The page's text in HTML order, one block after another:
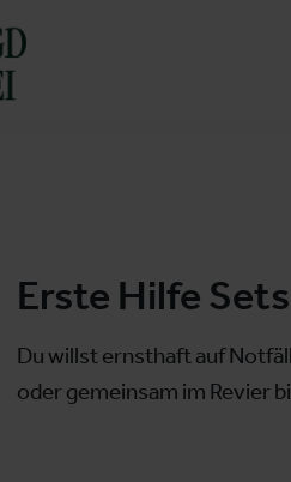
Erste Hilfe
Du willst ernsthaft auf
oder gemeinsam im Revier